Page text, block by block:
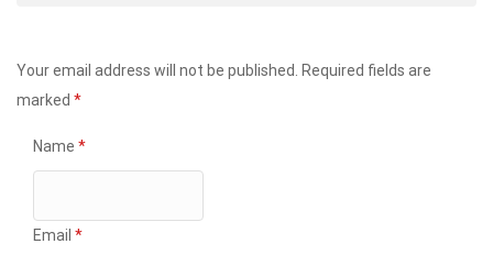
Your email address will not be published. Required fields are
marked *
Name *
Email *